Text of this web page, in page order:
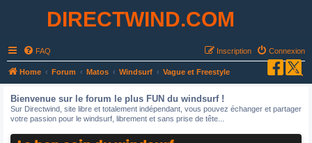
DIRECTWIND.COM
FAQ Connexion
Inscription
Home Forum Matos Windsurf Vague et Freestyle
Bienvenue sur le forum le plus FUN du windsurf !
Sur Directwind, site libre et totalement indépendant, vous pouvez échanger et partager
votre passion pour le windsurf, librement et sans prise de tête...